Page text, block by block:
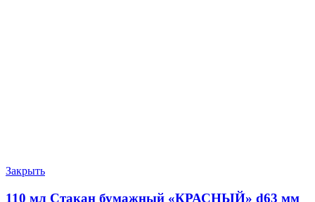
Закрыть
110 мл Стакан бумажный «КРАСНЫЙ» d63 мм